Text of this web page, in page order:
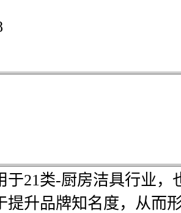
于21类-厨房洁具行业，
提升品牌知名度，从而